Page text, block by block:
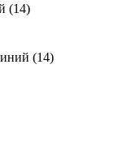
(14)
(14)